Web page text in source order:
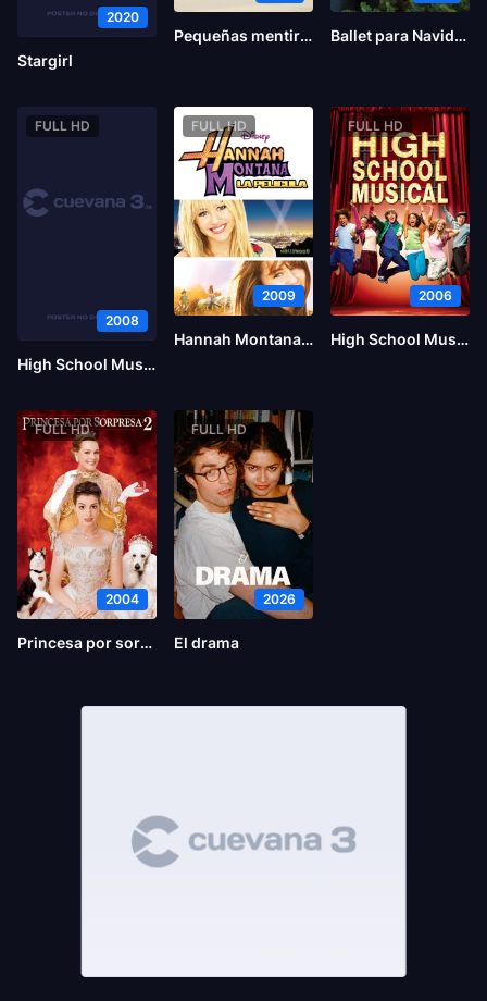
2020
Stargirl
Pequeñas mentiras para estar juntos Ballet para Navidad
FULL HD
2008
High School Musical 3: Fin de curso
FULL HD
2009
Hannah Montana: La película
FULL HD
2006
High School Musical
FULL HD
2004
Princesa por sorpresa 2
FULL HD
2026
El drama